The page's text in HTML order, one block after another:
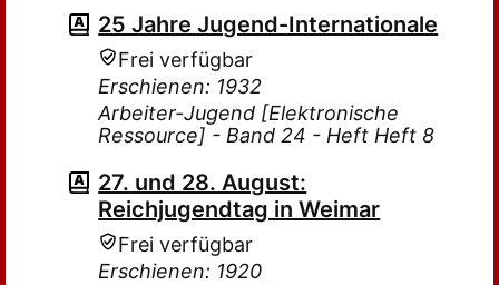
25 Jahre Jugend-Internationale
Frei verfügbar
Erschienen: 1932
Arbeiter-Jugend [Elektronische
Ressource] - Band 24 - Heft Heft 8
27. und 28. August:
Reichjugendtag in Weimar
Frei verfügbar
Erschienen: 1920